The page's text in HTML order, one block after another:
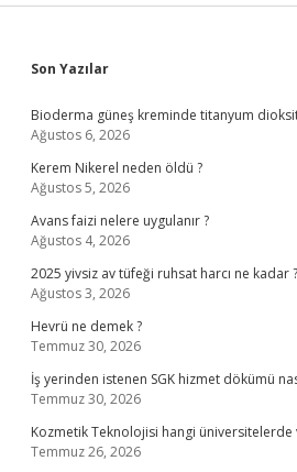
Sidebar
Son Yazılar
Bioderma güneş kreminde titanyum dioksit
Ağustos 6, 2026
Kerem Nikerel neden öldü ?
Ağustos 5, 2026
Avans faizi nelere uygulanır ?
Ağustos 4, 2026
2025 yivsiz av tüfeği ruhsat harcı ne kadar ?
Ağustos 3, 2026
Hevrü ne demek ?
Temmuz 30, 2026
İş yerinden istenen SGK hizmet dökümü
Temmuz 30, 2026
Kozmetik Teknolojisi hangi üniversitelerde
Temmuz 26, 2026